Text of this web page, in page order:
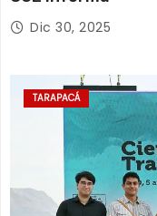
Dic 30, 2025
TARAPACÁ